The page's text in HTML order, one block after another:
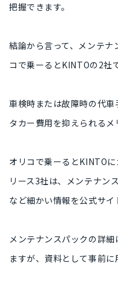
把握できます。
結論から言って、メンテナ
コで乗ーるとKINTOの2社で
車検時または故障時の代
タカー費用を抑えられるメ
オリコで乗ーるとKINTO
リース3社は、メンテナン
など細かい情報を公式サイ
メンテナンスパックの詳
ますが、資料として事前に